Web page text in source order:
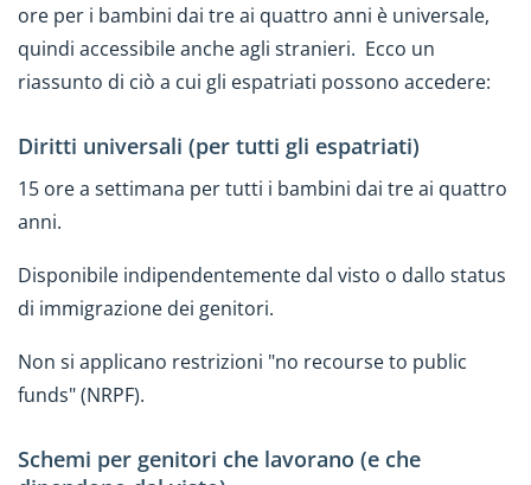
ore per i bambini dai tre ai quattro anni è universale,
quindi accessibile anche agli stranieri. Ecco un
riassunto di ciò a cui gli espatriati possono accedere:
Diritti universali (per tutti gli espatriati)
15 ore a settimana per tutti i bambini dai tre ai quattro
anni.
Disponibile indipendentemente dal visto o dallo status
di immigrazione dei genitori.
Non si applicano restrizioni "no recourse to public
funds" (NRPF).
Schemi per genitori che lavorano (e che